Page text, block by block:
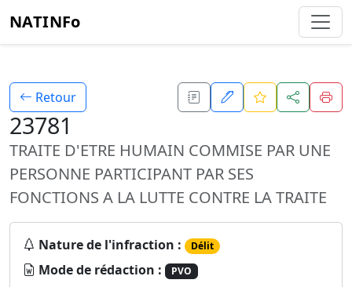
NATINFo
Retour
23781
TRAITE D'ETRE HUMAIN COMMISE PAR UNE
PERSONNE PARTICIPANT PAR SES
FONCTIONS A LA LUTTE CONTRE LA TRAITE
Nature de l'infraction : Délit
Mode de rédaction : PVO